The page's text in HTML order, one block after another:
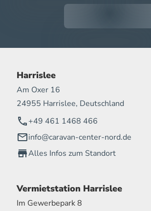
Harrislee
Am Oxer 16
24955 Harrislee, Deutschland
+49 461 1468 466
info@caravan-center-nord.de
Alles Infos zum Standort
Vermietstation Harrislee
Im Gewerbepark 8